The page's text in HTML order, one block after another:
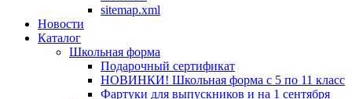
sitemap.xml
Новости
Каталог
Школьная форма
Подарочный сертификат
НОВИНКИ! Школьная форма с 5 по 11 класс
Фартуки для выпускников и на 1 сентября